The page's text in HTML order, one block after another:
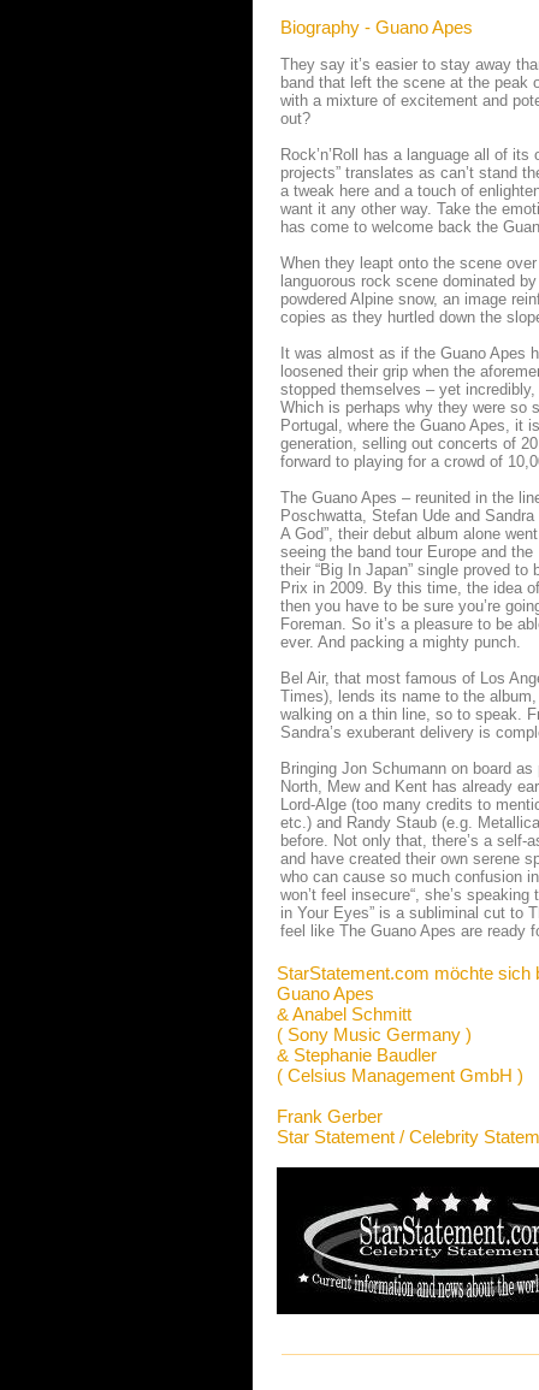
Biography - Guano Apes
They say it’s easier to stay away
band that left the scene at the peak
with a mixture of excitement and
out?
Rock’n’Roll has a language all of
projects” translates as can’t stand
a tweak here and a touch of
want it any other way. Take the
has come to welcome back the
When they leapt onto the scene
languorous rock scene dominated
powdered Alpine snow, an image
copies as they hurtled down the
It was almost as if the Guano Apes
loosened their grip when the
stopped themselves – yet
Which is perhaps why they were so
Portugal, where the Guano Apes, it
generation, selling out concerts of
forward to playing for a crowd of
The Guano Apes – reunited in the
Poschwatta, Stefan Ude and
A God”, their debut album alone
seeing the band tour Europe and
their “Big In Japan” single proved
Prix in 2009. By this time, the idea
then you have to be sure you’re
Foreman. So it’s a pleasure to be
ever. And packing a mighty punch.
Bel Air, that most famous of Los
Times), lends its name to the
walking on a thin line, so to speak.
Sandra’s exuberant delivery is
Bringing Jon Schumann on board
North, Mew and Kent has already
Lord-Alge (too many credits to
etc.) and Randy Staub (e.g.
before. Not only that, there’s a
and have created their own serene
who can cause so much confusion
won’t feel insecure“, she’s
in Your Eyes” is a subliminal cut to
feel like The Guano Apes are ready
StarStatement.com möchte sich
Guano Apes
& Anabel Schmitt
( Sony Music Germany )
& Stephanie Baudler
( Celsius Management GmbH )
Frank Gerber
Star Statement / Celebrity